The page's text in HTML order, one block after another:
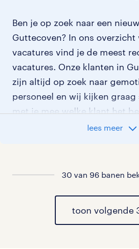
Ben je op zoek naar een
Guttecoven? In ons overzicht
vacatures vind je de meest
vacatures. Onze klanten in
zijn altijd op zoek naar
personeel en wij kijken graag
met je mee welke klant het
vacatures in Sittard
vacatures in Limbricht
lees meer
30 van 96 banen
toon volgende